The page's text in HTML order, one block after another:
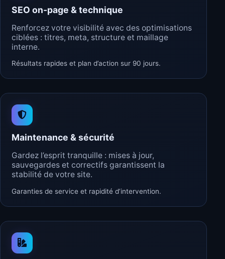
SEO on-page & technique
Renforcez votre visibilité avec des optimisations
ciblées : titres, meta, structure et maillage
interne.
Résultats rapides et plan d’action sur 90 jours.
Maintenance & sécurité
Gardez l’esprit tranquille : mises à jour,
sauvegardes et correctifs garantissent la
stabilité de votre site.
Garanties de service et rapidité d’intervention.